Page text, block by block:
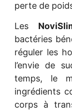
perte de
Les
bactéries
réguler les
l’envie de
temps, le
ingrédients
corps à